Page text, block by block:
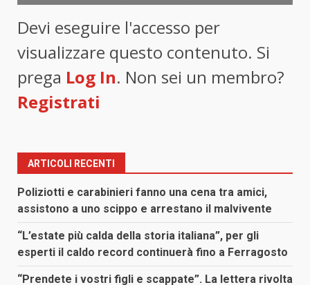
Devi eseguire l'accesso per
visualizzare questo contenuto. Si
prega Log In. Non sei un membro?
Registrati
ARTICOLI RECENTI
Poliziotti e carabinieri fanno una cena tra amici,
assistono a uno scippo e arrestano il malvivente
“L’estate più calda della storia italiana”, per gli
esperti il caldo record continuerà fino a Ferragosto
“Prendete i vostri figli e scappate”. La lettera rivolta